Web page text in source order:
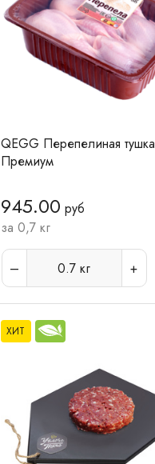
QEGG Перепелиная тушка
Премиум
945.00 руб
за 0,7 кг
0.7 кг
ХИТ